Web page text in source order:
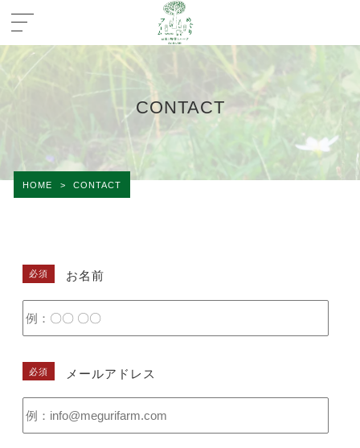
CONTACT
HOME > CONTACT
必須 お名前
必須 メールアドレス